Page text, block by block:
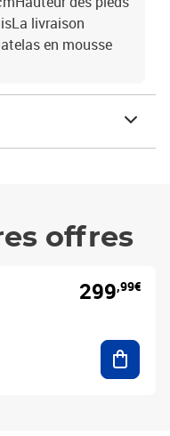
livraison
en mousse
offres
299,99€